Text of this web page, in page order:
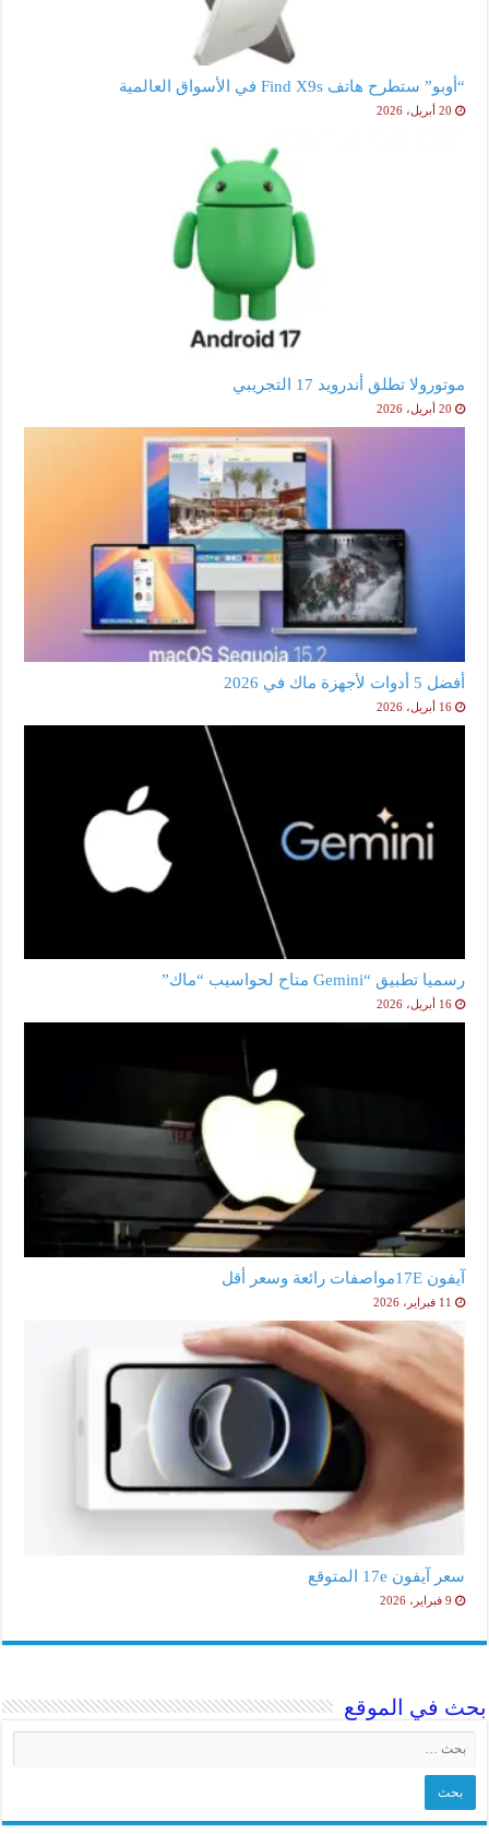
“أوبو” ستطرح هاتف Find X9s في الأسواق العالمية
20 أبريل، 2026
موتورولا تطلق أندرويد 17 التجريبي
20 أبريل، 2026
أفضل 5 أدوات لأجهزة ماك في 2026
16 أبريل، 2026
رسميا تطبيق “Gemini متاح لحواسيب “ماك”
16 أبريل، 2026
آيفون 17Eمواصفات رائعة وسعر أقل
11 فبراير، 2026
سعر آيفون 17e المتوقع
9 فبراير، 2026
بحث في الموقع